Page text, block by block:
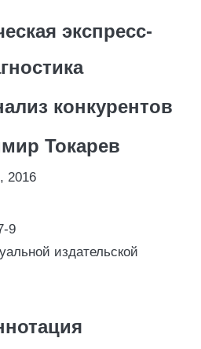
экспресс-
конкурентов
Токарев
2016
9
издательской